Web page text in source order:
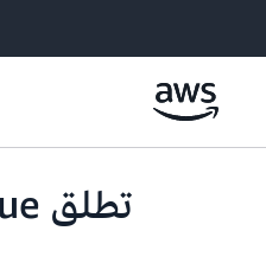
تطلق AWS Glue موصِّل Amazon DynamoDB مع دعم Spark DataFrame